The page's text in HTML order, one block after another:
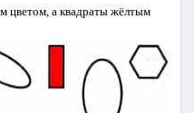
цветом, а квадраты жёлтым